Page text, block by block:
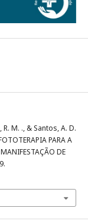
M. ., & Santos, A. D.
PARA A
DE